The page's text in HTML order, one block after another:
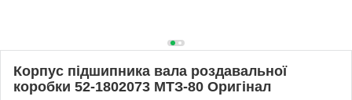
Корпус підшипника вала роздавальної
коробки 52-1802073 МТЗ-80 Оригінал